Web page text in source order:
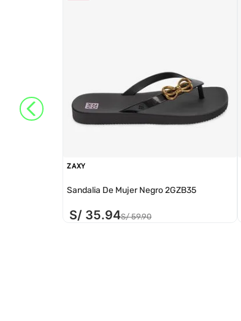
ZAXY
Sandalia De Mujer Negro 2GZB35
S/ 35.94S/ 59.90